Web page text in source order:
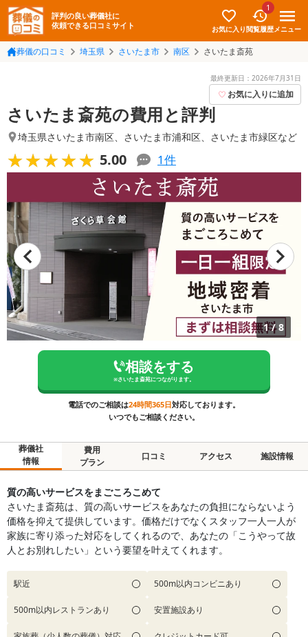
評判の良い葬儀社に
依頼できる口コミサイト
お気に入り
1
閲覧履歴メニュー
葬儀の口コミ 埼玉県 さいたま市 南区 さいたま斎苑
最終更新日： 2026年7月31日
お気に入りに追加
さいたま斎苑の費用と評判
埼玉県さいたま市南区、 さいたま市浦和区、 さいたま市緑区など
★★★★★
★★★★★ 5.00 1件
1/8
相談をする
※さいたま斎苑につながります。
電話でのご相談は24時間365日対応しております。
いつでもご相談ください。
葬儀社
情報
費用
プラン
口コミ アクセス 施設情報
質の高いサービスをまごころこめて
さいたま斎苑は、質の高いサービスをあなたの負担にならないよう
価格を抑えて提供しています。価格だけでなくスタッフ一人一人が
家族に寄り添った対応をしてくれるので、あなたの「こうやって故
人とお別れしたい」という要望を叶えてくれます。
駅近 500m以内コンビニあり
500m以内レストランあり 安置施設あり